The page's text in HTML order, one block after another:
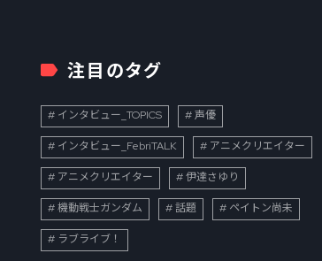
注目のタグ
インタビュー_TOPICS 声優
インタビュー_FebriTALK アニメクリエイター
アニメクリエイター 伊達さゆり
機動戦士ガンダム 話題 ペイトン尚未
ラブライブ！